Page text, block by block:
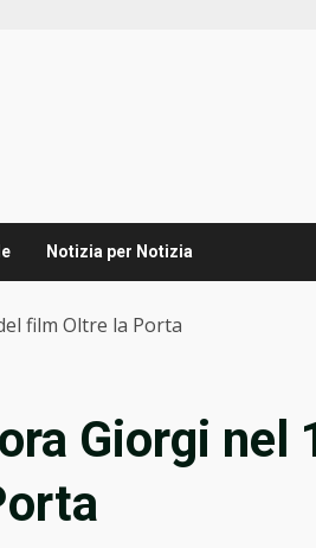
Notizia per Notizia
film Oltre la Porta
Giorgi nel